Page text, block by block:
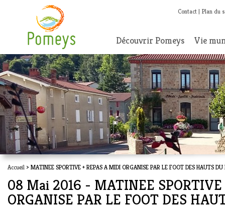
Contact Plan du
Découvrir Pomeys Vie
Accueil > MATINEE SPORTIVE + REPAS A MIDI ORGANISE PAR LE FOOT DES HAUTS
08 Mai 2016 - MATINEE
ORGANISE PAR LE FOOT DES